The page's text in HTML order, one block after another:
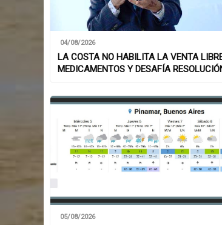
04/08/2026
LA COSTA NO HABILITA LA VENTA
MEDICAMENTOS Y DESAFÍA
05/08/2026